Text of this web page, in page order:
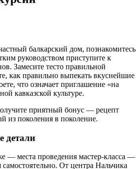
балкарский дом, познакомитесь
руководством приступите к
Замесите тесто правильной
как правильно выпекать вкуснейшие
что означает приглашение «на
кавказской культуре.
приятный бонус — рецепт
из поколения в поколение.
детали
— места проведения мастер-класса —
От центра Нальчика